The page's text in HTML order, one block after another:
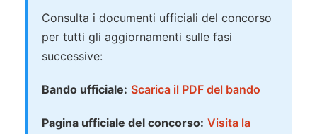
Consulta i documenti ufficiali del concorso
per tutti gli aggiornamenti sulle fasi
successive:
Bando ufficiale: Scarica il PDF del bando
Pagina ufficiale del concorso: Visita la